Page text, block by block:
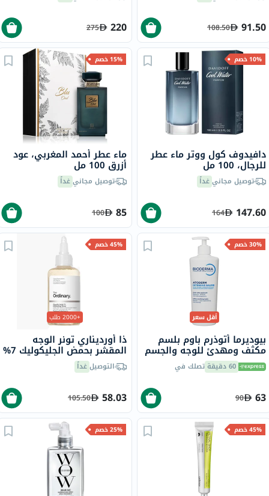
91.50
108.50
220
275
10% خصم
دافيدوف كول ووتر ماء عطر
للرجال، 100 مل
توصيل مجانيغداً
147.60
164
15% خصم
ماء عطر أحمد المغربي، عود
أزرق 100 مل
توصيل مجانيغداً
85
100
30% خصم
أقل سعر
بيوديرما أتوذرم باوم بلسم
مكثف ومهدئ للوجه والجسم
500 مل 60 دقيقة تصلك في
63
90
45% خصم
+2000 طلب
ذا أورديناري تونر الوجه
المقشر بحمض الجليكوليك 7%
لتوحيد لون البشرة 240 مل
التوصيلغداً
58.03
105.50
45% خصم 25% خصم